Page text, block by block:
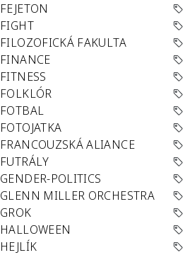
FEJETON
FIGHT
FILOZOFICKÁ FAKULTA
FINANCE
FITNESS
FOLKLÓR
FOTBAL
FOTOJATKA
FRANCOUZSKÁ ALIANCE
FUTRÁLY
GENDER-POLITICS
GLENN MILLER ORCHESTRA
GROK
HALLOWEEN
HEJLÍK